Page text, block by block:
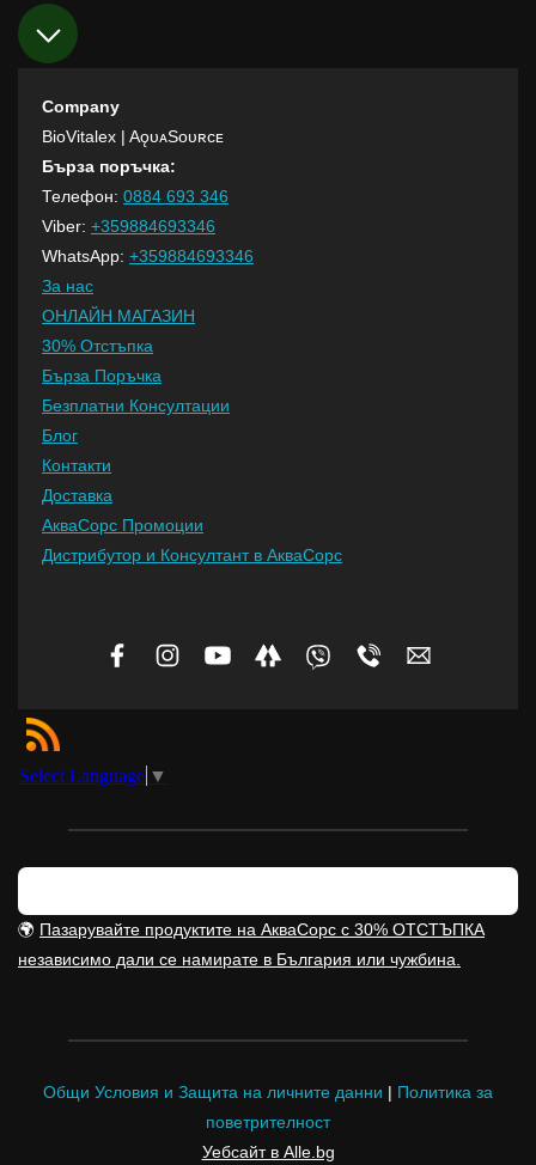
Company
BioVitalex | AǫᴜᴀSᴏᴜʀᴄᴇ
Бърза поръчка:
Телефон: 0884 693 346
Viber: +359884693346
WhatsApp: +359884693346
За нас
ОНЛАЙН МАГАЗИН
30% Отстъпка
Бърза Поръчка
Безплатни Консултации
Блог
Контакти
Доставка
АкваСорс Промоции
Дистрибутор и Консултант в АкваСорс
Select Language ▼
🌍 Пазарувайте продуктите на АкваСорс с 30% ОТСТЪПКА
независимо дали се намирате в България или чужбина.
Общи Условия и Защита на личните данни | Политика за
поветрителност
Уебсайт в Alle.bg